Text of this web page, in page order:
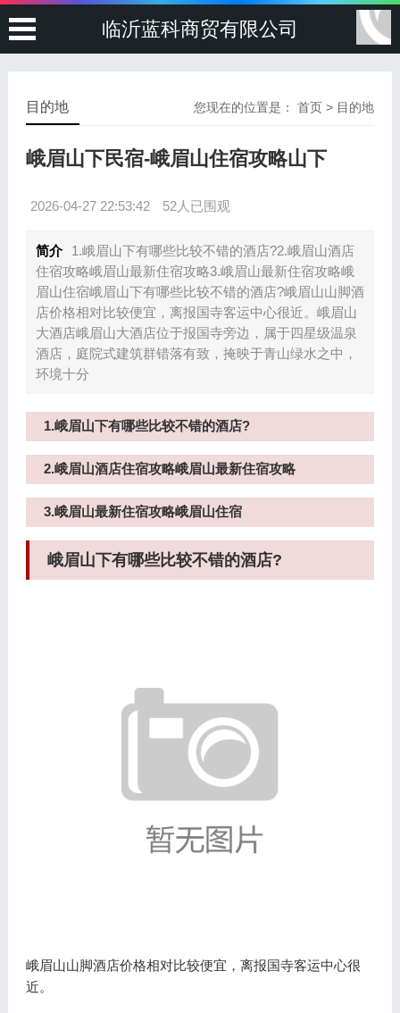
临沂蓝科商贸有限公司
您现在的位置是：首页 > 目的地
目的地
峨眉山下民宿-峨眉山住宿攻略山下
2026-04-27 22:53:42 52人已围观
简介
1.峨眉山下有哪些比较不错的酒店?2.峨眉山酒店
住宿攻略峨眉山最新住宿攻略3.峨眉山最新住宿攻略峨
眉山住宿峨眉山下有哪些比较不错的酒店?峨眉山山脚酒
店价格相对比较便宜，离报国寺客运中心很近。峨眉山
大酒店峨眉山大酒店位于报国寺旁边，属于四星级温泉
酒店，庭院式建筑群错落有致，掩映于青山绿水之中，
环境十分
1.峨眉山下有哪些比较不错的酒店?
2.峨眉山酒店住宿攻略峨眉山最新住宿攻略
3.峨眉山最新住宿攻略峨眉山住宿
峨眉山下有哪些比较不错的酒店?
峨眉山山脚酒店价格相对比较便宜，离报国寺客运中心很
近。